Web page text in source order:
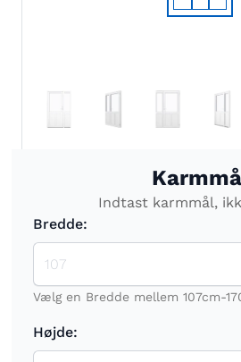
Indtast karmmål,
Bredde:
Vælg en Bredde mellem 107cm-
Højde: